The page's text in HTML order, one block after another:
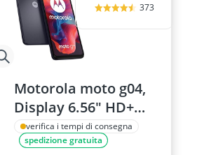
373
Motorola moto g04,
Display 6.56" HD+
90Hz, 4/64GB,
Concord Black
verifica i tempi di consegna
spedizione gratuita